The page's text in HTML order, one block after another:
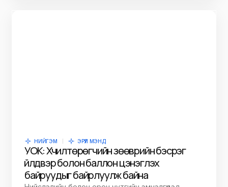
НИЙГЭМ ЭРҮҮЛ МЭНД
УОК: Хүчилтөрөгчийн зөөврийн бэсрэг
үйлдвэр болон баллон цэнэглэх
байруудыг байрлуулж байна